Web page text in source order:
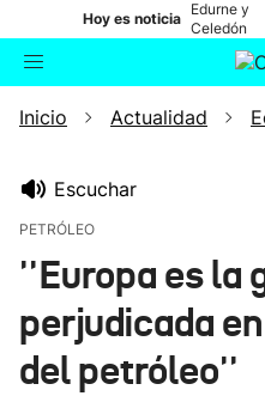
Hoy es noticia
Edurne y
Celedón
Buscador
Inicio Actualidad
Escuchar
PETRÓLEO
''Europa es la
perjudicada
del petróleo''